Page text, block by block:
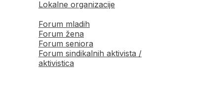
Lokalne organizacije
Forum mladih
Forum žena
Forum seniora
Forum sindikalnih aktivista /
aktivistica